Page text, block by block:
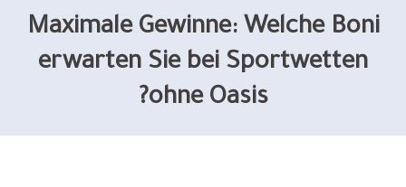
Maximale Gewinne: Welche Boni
erwarten Sie bei Sportwetten
ohne Oasis?